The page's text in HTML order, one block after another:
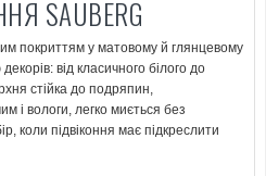
SAUBERG
покриттям у матовому й глянцевому
від класичного білого до
стійка до подряпин,
і вологи, легко миється без
коли підвіконня має підкреслити